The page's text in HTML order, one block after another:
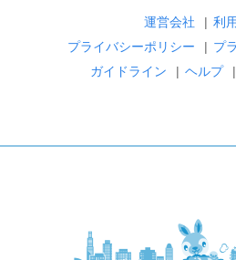
運営会社 | 利
プライバシーポリシー
| プ
ガイドライン
| ヘルプ |